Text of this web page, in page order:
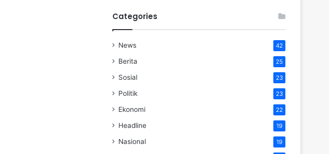
Categories
News 42
Berita 25
Sosial 23
Politik 23
Ekonomi 22
Headline 19
Nasional 19